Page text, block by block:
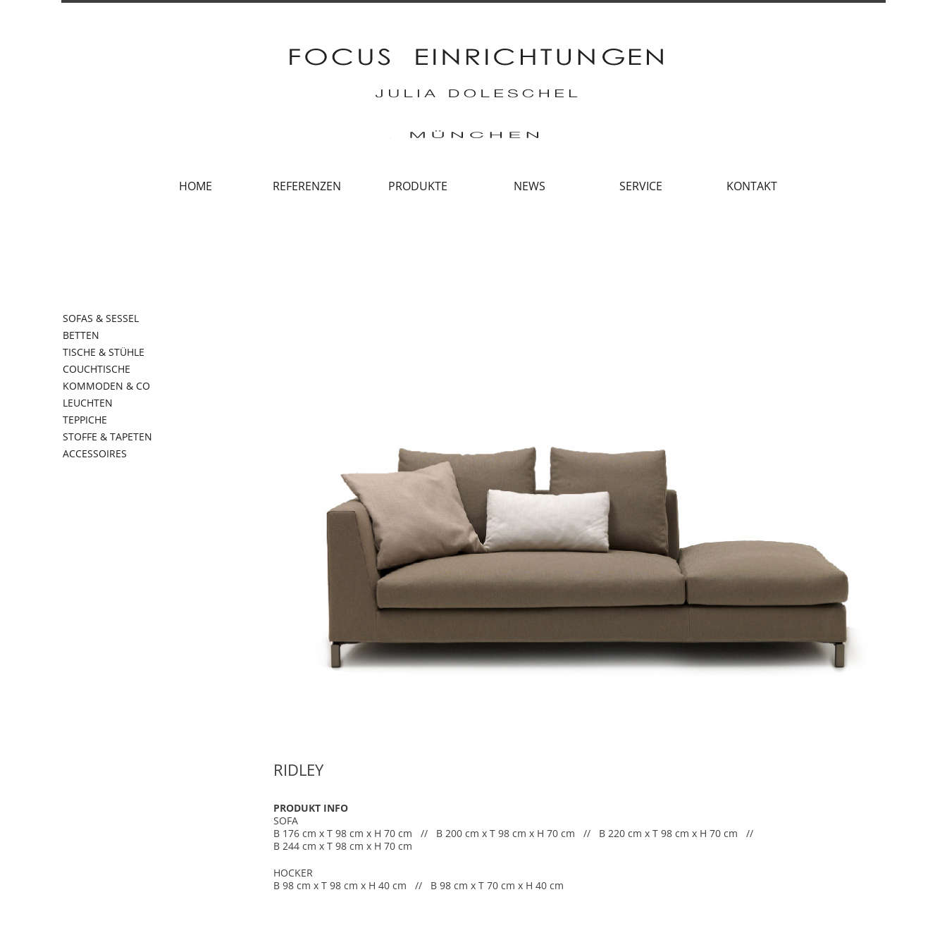
HOME REFERENZEN PRODUKTE NEWS SERVICE KONTAKT
SOFAS & SESSEL
BETTEN
TISCHE & STÜHLE
COUCHTISCHE
KOMMODEN & CO
LEUCHTEN
TEPPICHE
STOFFE & TAPETEN
ACCESSOIRES
RIDLEY
PRODUKT INFO
SOFA
B 176 cm x T 98 cm x H 70 cm // B 200 cm x T 98 cm x H 70 cm // B 220 cm x T 98 cm x H 70 cm //
B 244 cm x T 98 cm x H 70 cm
HOCKER
B 98 cm x T 98 cm x H 40 cm // B 98 cm x T 70 cm x H 40 cm